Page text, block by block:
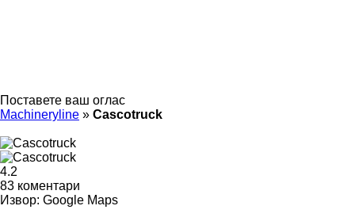
Поставете ваш оглас
Machineryline » Сascotruck
4.2
83 коментари
Извор: Google Maps